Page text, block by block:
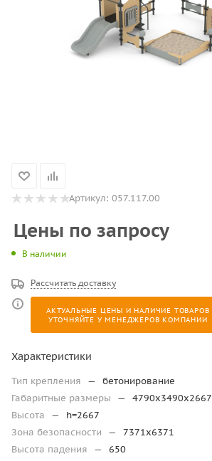
Артикул: 057.117.00
Цены по запросу
В наличии
Рассчитать доставку
АКТУАЛЬНЫЕ ЦЕНЫ И НАЛИЧИЕ ТОВАРОВ
УТОЧНЯЙТЕ У МЕНЕДЖЕРОВ КОМПАНИИ
Характеристики
Тип крепления —
бетонирование
Габаритные размеры
—
4790х3490х2667
Высота
—
h=2667
Зона безопасности
—
7371х6371
Высота падения
—
650